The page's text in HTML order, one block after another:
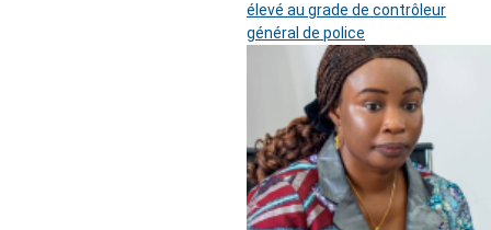
élevé au grade de contrôleur
général de police